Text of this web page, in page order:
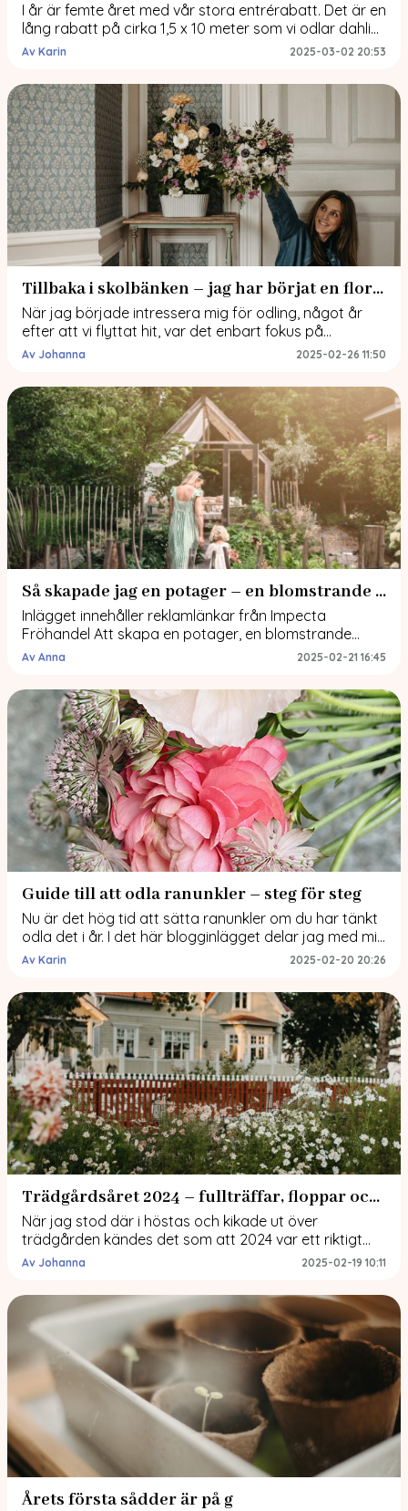
I år är femte året med vår stora entrérabatt. Det är en
lång rabatt på cirka 1,5 x 10 meter som vi odlar dahlior
och/eller sommarblommor i varje år. I det här inlägget
skiftat genom åren. Jag tipsar också om
sommarblommor som är fina att plantera […]
2025-03-02 20:53
Av Karin
Tillbaka i skolbänken – jag har börjat en floristutbildning
När jag började intressera mig för odling, något år
efter att vi flyttat hit, var det enbart fokus på
grönsaksodling. Jordgubbar, sockerärtor, morötter,
Blommorna jag odlade var en krasse på sin höjd. Sen
insåg jag att det behövdes blommor för att locka in
pollinatörerna i […]
2025-02-26 11:50
Av Johanna
Så skapade jag en potager – en blomstrande köksträdgård
Inlägget innehåller reklamlänkar från Impecta
Fröhandel Att skapa en potager, en blomstrande
köksträdgård, där grönsaker och blommor
sen. Jag ville ha en köksträdgård som inte bara gav
oss ätbar skörd, utan som också var estetiskt vacker.
Följ med när jag berättar om hur jag skapade […]
2025-02-21 16:45
Av Anna
Guide till att odla ranunkler – steg för steg
Nu är det hög tid att sätta ranunkler om du har tänkt
odla det i år. I det här blogginlägget delar jag med mig
av mina erfarenheter och tips kring hur du odlar
mina följare fick ställa frågor och i det här inlägget
har ni mina svar. […]
2025-02-20 20:26
Av Karin
Trädgårdsåret 2024 – fullträffar, floppar och en hel del rosenskäror
När jag stod där i höstas och kikade ut över
trädgården kändes det som att 2024 var ett riktigt
skruttår. Det blev inte riktigt som jag tänkt mig. Men nu
som egentligen gick så dåligt. Det blommade ju som
aldrig förr! Fast, tittar man […]
2025-02-19 10:11
Av Johanna
Årets första sådder är på g